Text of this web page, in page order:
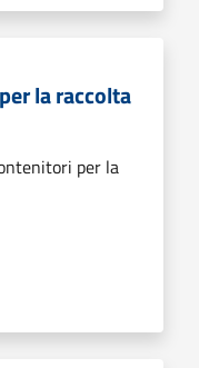
la raccolta
per la